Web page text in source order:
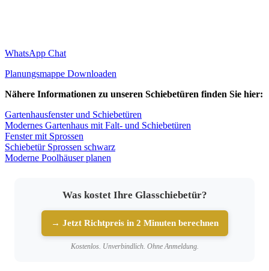
WhatsApp Chat
Planungsmappe Downloaden
Nähere Informationen zu unseren Schiebetüren finden Sie hier:
Gartenhausfenster und Schiebetüren
Modernes Gartenhaus mit Falt- und Schiebetüren
Fenster mit Sprossen
Schiebetür Sprossen schwarz
Moderne Poolhäuser planen
Was kostet Ihre Glasschiebetür?
→ Jetzt Richtpreis in 2 Minuten berechnen
Kostenlos. Unverbindlich. Ohne Anmeldung.